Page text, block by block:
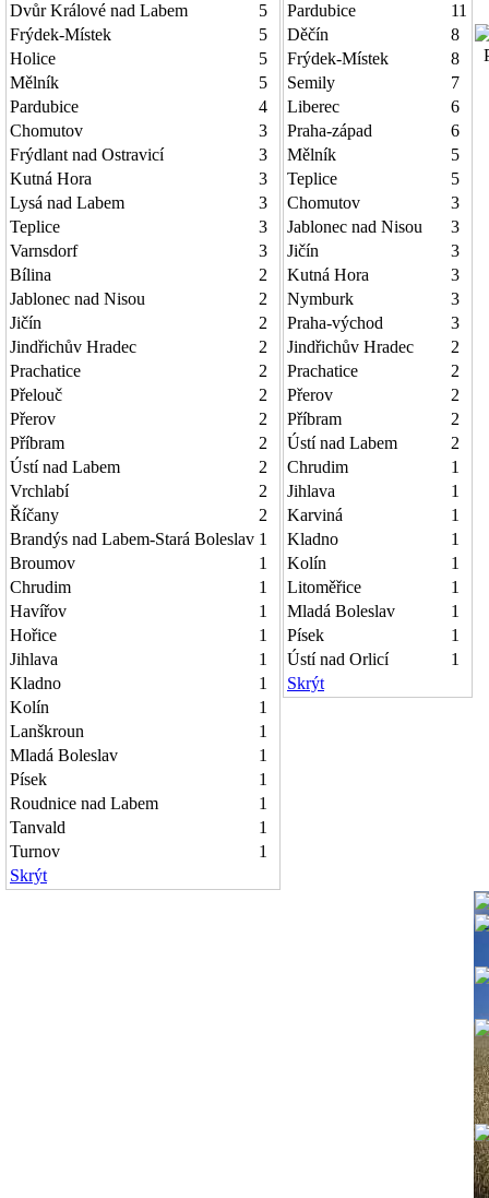
Dvůr Králové nad Labem
5
Frýdek-Místek
5
Holice
5
Mělník
5
Pardubice
4
Chomutov
3
Frýdlant nad Ostravicí
3
Kutná Hora
3
Lysá nad Labem
3
Teplice
3
Varnsdorf
3
Bílina
2
Jablonec nad Nisou
2
Jičín
2
Jindřichův Hradec
2
Prachatice
2
Přelouč
2
Přerov
2
Příbram
2
Ústí nad Labem
2
Vrchlabí
2
Říčany
2
Brandýs nad Labem-Stará Boleslav 1
Broumov
1
Chrudim
1
Havířov
1
Hořice
1
Jihlava
1
Kladno
1
Kolín
1
Lanškroun
1
Mladá Boleslav
1
Písek
1
Roudnice nad Labem
1
Tanvald
1
Turnov
1
Skrýt
Pardubice
11
Děčín
8
Frýdek-Místek
8
Semily
7
Liberec
6
Praha-západ
6
Mělník
5
Teplice
5
Chomutov
3
Jablonec nad Nisou
3
Jičín
3
Kutná Hora
3
Nymburk
3
Praha-východ
3
Jindřichův Hradec
2
Prachatice
2
Přerov
2
Příbram
2
Ústí nad Labem
2
Chrudim
1
Jihlava
1
Karviná
1
Kladno
1
Kolín
1
Litoměřice
1
Mladá Boleslav
1
Písek
1
Ústí nad Orlicí
1
Skrýt